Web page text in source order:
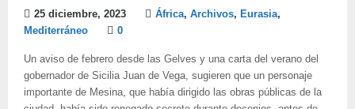
25 diciembre, 2023 África, Archivos, Eurasia,
Mediterráneo
0
Un aviso de febrero desde las Gelves y una carta del verano del
gobernador de Sicilia Juan de Vega, sugieren que un personaje
importante de Mesina, que había dirigido las obras públicas de la